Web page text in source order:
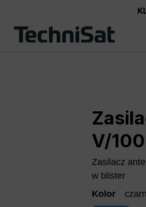
V/
Zasilacz
w blister
Kolor